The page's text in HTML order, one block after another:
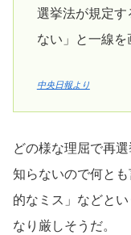
選挙法が規定す
ない」と一線を
中央日報より
どの様な理屈で再
知らないので何と
的なミス」などと
なり厳しそうだ。